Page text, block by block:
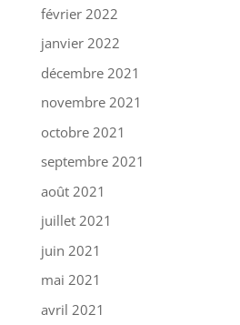
février 2022
janvier 2022
décembre 2021
novembre 2021
octobre 2021
septembre 2021
août 2021
juillet 2021
juin 2021
mai 2021
avril 2021